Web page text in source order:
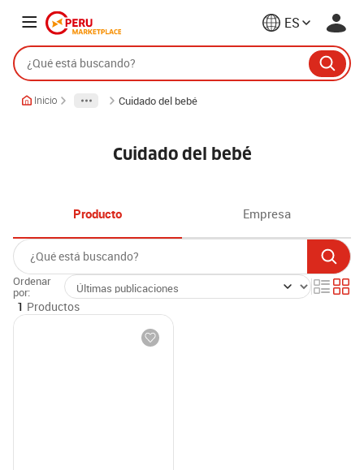
ES
Inicio Cuidado del bebé
Cuidado del bebé
Producto Empresa
1 Productos
Ordenar
por: